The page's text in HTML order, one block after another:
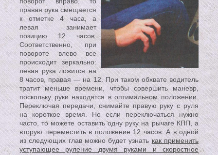
правая рука смещается
к отметке 4 часа, а
левая занимает
позицию 12 часов.
Соответственно, при
повороте влево все
происходит зеркально:
левая рука ложится на
8 часов, правая — на 12. При таком обхвате водитель
тратит меньше времени, чтобы совершить маневр,
поскольку руки находятся в оптимальном положении.
Переключая передачи, снимайте правую руку с руля
на короткое время. Но если переключаться нужно
часто, то можете оставить одну руку на рычаге КПП, а
вторую переместить в положение 12 часов. А в одной
из следующих глав можно будет узнатькак применить
уступающее руление двумя руками и скоростное